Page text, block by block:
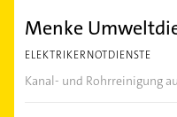
Menke
ELEKTRIKERNOTDIENSTE
Kanal- und Rohrreinigung